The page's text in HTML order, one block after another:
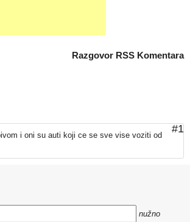
Razgovor RSS Komentara
#1
i oni su auti koji ce se sve vise voziti od
nužno